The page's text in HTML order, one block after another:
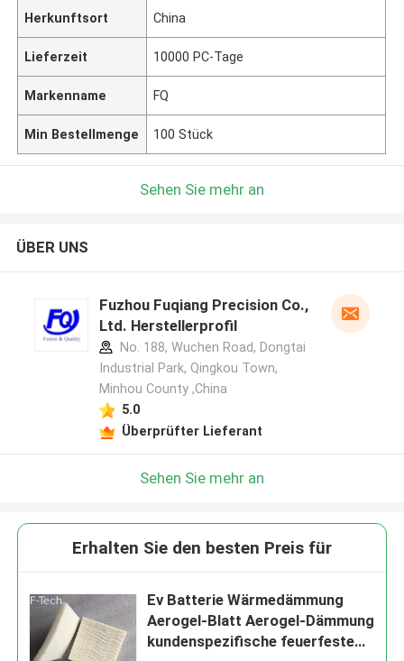
Herkunftsort China
Lieferzeit 10000 PC-Tage
Markenname FQ
Min Bestellmenge 100 Stück
Sehen Sie mehr an
ÜBER UNS
Fuzhou Fuqiang Precision Co.,
Ltd. Herstellerprofil
No. 188, Wuchen Road, Dongtai
Industrial Park, Qingkou Town,
Minhou County ,China
5.0
Überprüfter Lieferant
Sehen Sie mehr an
Erhalten Sie den besten Preis für
Ev Batterie Wärmedämmung
Aerogel-Blatt Aerogel-Dämmung
kundenspezifische feuerfeste